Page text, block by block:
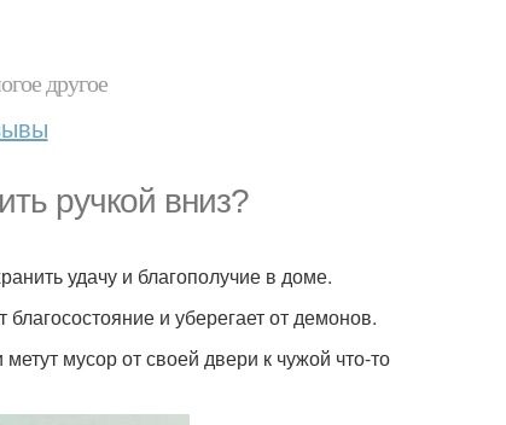
другое
ручкой вниз?
удачу и благополучие в доме.
благосостояние и уберегает от демонов.
мусор от своей двери к чужой что-то